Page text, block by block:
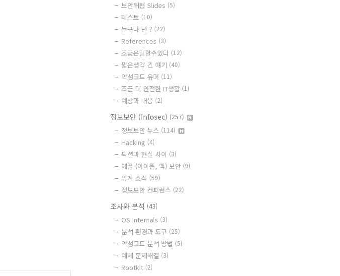
보안위협 Slides (5)
테스트 (10)
누구냐 넌 ? (22)
References (3)
조금은말할수있다 (12)
짧은생각 긴 얘기 (40)
악성코드 유머 (11)
조금 더 안전한 IT생활 (1)
예방과 대응 (2)
정보보안 (Infosec) (257)
정보보안 뉴스 (114)
Hacking (4)
픽션과 현실 사이 (3)
애플 (아이폰, 맥) 보안 (9)
업계 소식 (59)
정보보안 컨퍼런스 (22)
조사와 분석 (43)
OS Internals (3)
분석 환경과 도구 (25)
악성코드 분석 방법 (5)
예제 문제해결 (3)
Rootkit (2)